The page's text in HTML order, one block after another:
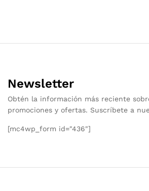
Newsletter
Obtén la información más reciente
promociones y ofertas. Suscríbete a
[mc4wp_form id="436"]